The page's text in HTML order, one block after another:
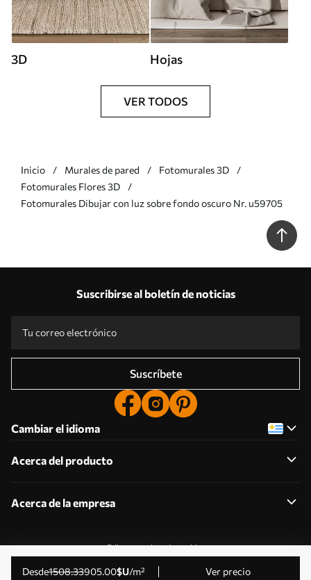
desde1508.33905.00$U/m² Ver precio
3D Hojas
VER TODOS
Inicio Murales de pared
Fotomurales 3D
Fotomurales Flores 3D
Fotomurales Dibujar con luz sobre fondo oscuro Nr. u59705
Suscribirse al boletín de noticias
Suscríbete
Cambiar el idioma
Acerca del producto
Acerca de la empresa
Editar permisos de cookies
© 2011-2026 Uwalls . Todos los derechos reservados.